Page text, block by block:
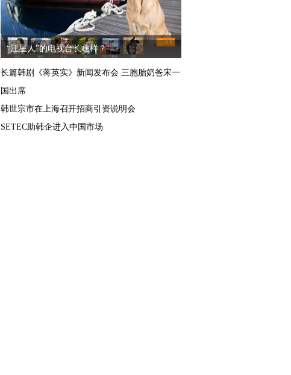
“汪星人”的电视台长啥样？
长篇韩剧《蒋英实》新闻发布会 三胞胎奶爸宋一
国出席
韩世宗市在上海召开招商引资说明会
SETEC助韩企进入中国市场